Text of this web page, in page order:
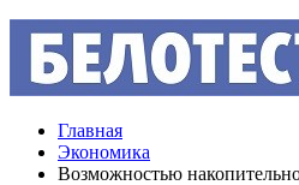
Главная
Экономика
Возможностью